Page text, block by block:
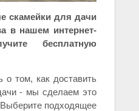
скамейки для дачи
в нашем интернет-
бесплатную
о том, как доставить
- мы сделаем это
подходящее